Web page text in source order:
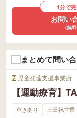
1分で完
お問い
(無
まとめて問い
児童発達支援事業所
【運動療育】
空きあり 土日祝営業